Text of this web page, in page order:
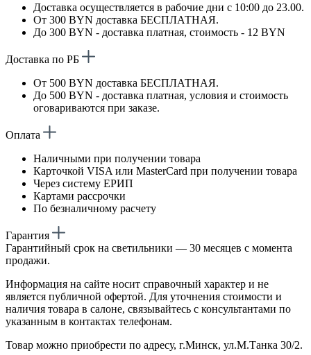
Доставка осуществляется в рабочие дни с 10:00 до 23.00.
От 300 BYN доставка БЕСПЛАТНАЯ.
До 300 BYN - доставка платная, стоимость - 12 BYN
Доставка по РБ
От 500 BYN доставка БЕСПЛАТНАЯ.
До 500 BYN - доставка платная, условия и стоимость
оговариваются при заказе.
Оплата
Наличными при получении товара
Карточкой VISA или MasterCard при получении товара
Через систему ЕРИП
Картами рассрочки
По безналичному расчету
Гарантия
Гарантийный срок на светильники — 30 месяцев с момента
продажи.
Информация на сайте носит справочный характер и не
является публичной офертой. Для уточнения стоимости и
наличия товара в салоне, связывайтесь с консультантами по
указанным в контактах телефонам.
Товар можно приобрести по адресу, г.Минск, ул.М.Танка 30/2.